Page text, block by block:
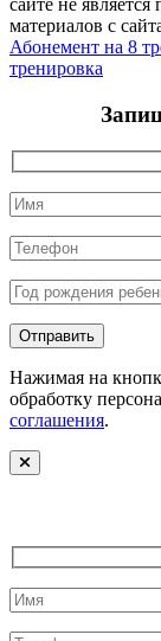
сайте не
материалов с
Абонемент на 8
тренировка
Нажимая на
обработку
соглашения.